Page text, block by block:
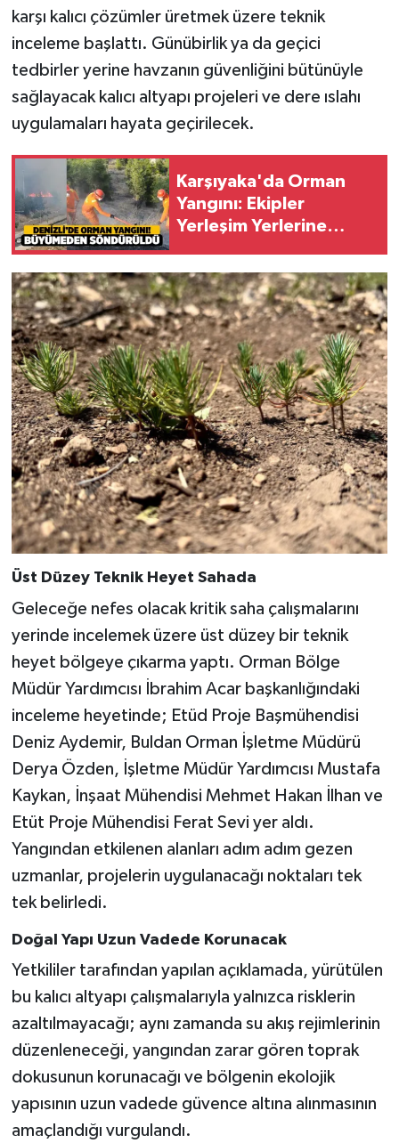
karşı kalıcı çözümler üretmek üzere teknik
inceleme başlattı. Günübirlik ya da geçici
tedbirler yerine havzanın güvenliğini bütünüyle
sağlayacak kalıcı altyapı projeleri ve dere ıslahı
uygulamaları hayata geçirilecek.
Karşıyaka'da Orman
Yangını: Ekipler
Yerleşim Yerlerine
Altına Aldı!
Üst Düzey Teknik Heyet Sahada
Geleceğe nefes olacak kritik saha çalışmalarını
yerinde incelemek üzere üst düzey bir teknik
heyet bölgeye çıkarma yaptı. Orman Bölge
Müdür Yardımcısı İbrahim Acar başkanlığındaki
inceleme heyetinde; Etüd Proje Başmühendisi
Deniz Aydemir, Buldan Orman İşletme Müdürü
Derya Özden, İşletme Müdür Yardımcısı Mustafa
Kaykan, İnşaat Mühendisi Mehmet Hakan İlhan ve
Etüt Proje Mühendisi Ferat Sevi yer aldı.
Yangından etkilenen alanları adım adım gezen
uzmanlar, projelerin uygulanacağı noktaları tek
tek belirledi.
Doğal Yapı Uzun Vadede Korunacak
Yetkililer tarafından yapılan açıklamada, yürütülen
bu kalıcı altyapı çalışmalarıyla yalnızca risklerin
azaltılmayacağı; aynı zamanda su akış rejimlerinin
düzenleneceği, yangından zarar gören toprak
dokusunun korunacağı ve bölgenin ekolojik
yapısının uzun vadede güvence altına alınmasının
amaçlandığı vurgulandı.